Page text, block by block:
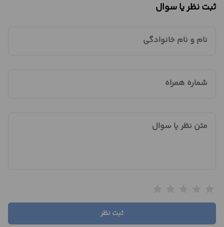
ثبت نظر یا سوال
نام و نام خانوادگی
شماره همراه
متن نظر یا سوال
ثبت نظر